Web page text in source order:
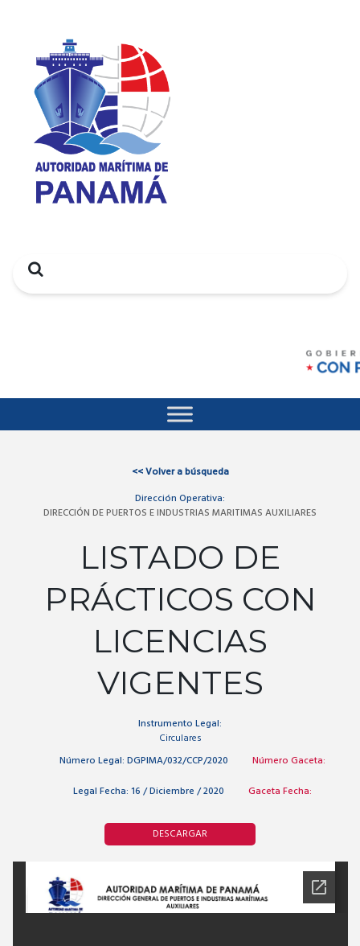
Search
<<Volver a búsqueda
Dirección Operativa:
DIRECCIÓN DE PUERTOS E INDUSTRIAS MARITIMAS AUXILIARES
LISTADO DE
PRÁCTICOS CON
LICENCIAS
VIGENTES
Instrumento Legal:
Circulares
Número Legal: DGPIMA/032/CCP/2020
Número Gaceta:
Legal Fecha: 16 / Diciembre / 2020 Gaceta Fecha:
DESCARGAR